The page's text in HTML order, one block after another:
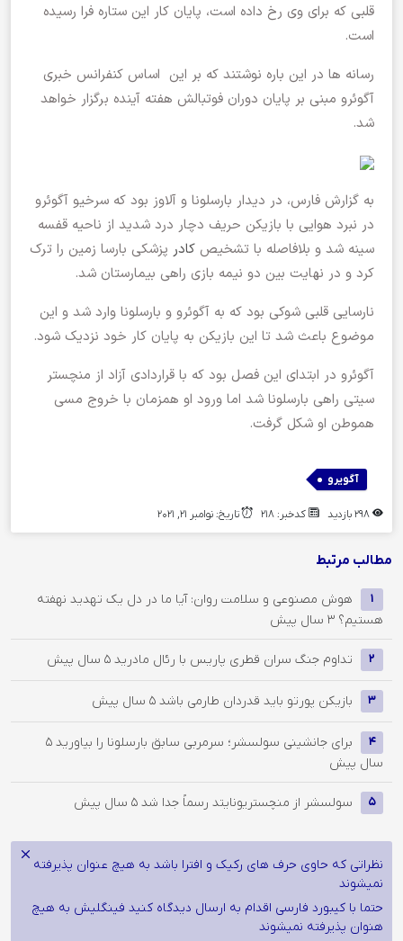
قلبی که برای وی رخ داده است، پایان کار این ستاره فرا رسیده
است.
رسانه ها در این باره نوشتند که بر این اساس کنفرانس خبری
آگوئرو مبنی بر پایان دوران فوتبالش هفته آینده برگزار خواهد
شد.
به گزارش فارس، در دیدار بارسلونا و آلاوز بود که سرخیو آگوئرو
در نبرد هوایی با بازیکن حریف دچار درد شدید از ناحیه قفسه
سینه شد و بلافاصله با تشخیص کادر پزشکی بارسا زمین را ترک
کرد و در نهایت بین دو نیمه بازی راهی بیمارستان شد.
نارسایی قلبی شوکی بود که به آگوئرو و بارسلونا وارد شد و این
موضوع باعث شد تا این بازیکن به پایان کار خود نزدیک شود.
آگوئرو در ابتدای این فصل بود که با قراردادی آزاد از منچستر
سیتی راهی بارسلونا شد اما ورود او همزمان با خروج مسی
هموطن او شکل گرفت.
آگويرو
کدخبر: 218 تاریخ: نوامبر 21, 2021
مطالب مرتبط
1
هوش مصنوعی و سلامت روان: آیا ما در دل یک تهدید نهفته
هستیم؟ 3 سال پیش
2 تداوم جنگ سران قطری پاریس با رئال مادرید 5 سال پیش
3 بازیکن پورتو باید قدردان طارمی باشد 5 سال پیش
4 برای جانشینی سولسشر؛ سرمربی سابق بارسلونا را بیاورید 5
سال پیش
5 سولسشر از منچستریونایتد رسماً جدا شد 5 سال پیش
نظراتی که حاوی حرف های رکیک و افترا باشد به هیچ عنوان پذیرفته
نمیشوند
حتما با کیبورد فارسی اقدام به ارسال دیدگاه کنید فینگلیش به هیچ
هنوان پذیرفته نمیشوند